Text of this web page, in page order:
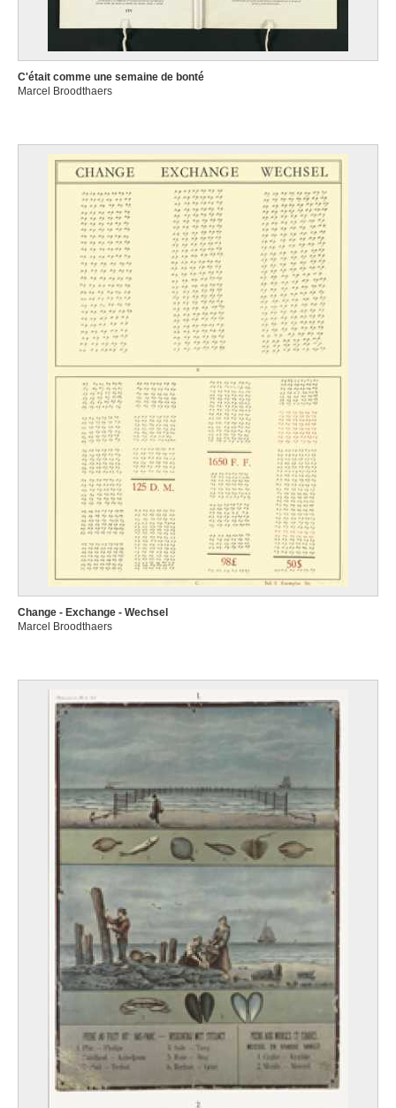
C'était comme une semaine de bonté
Marcel Broodthaers
Change - Exchange - Wechsel
Marcel Broodthaers